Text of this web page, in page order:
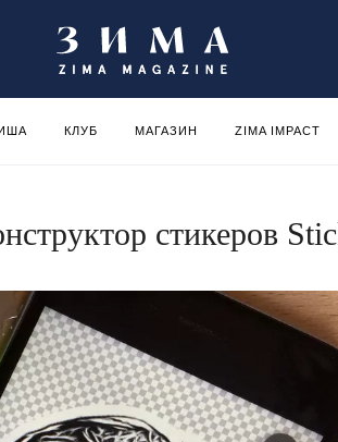
КЛУБ МАГАЗИН ZIMA IMPACT
стикеров